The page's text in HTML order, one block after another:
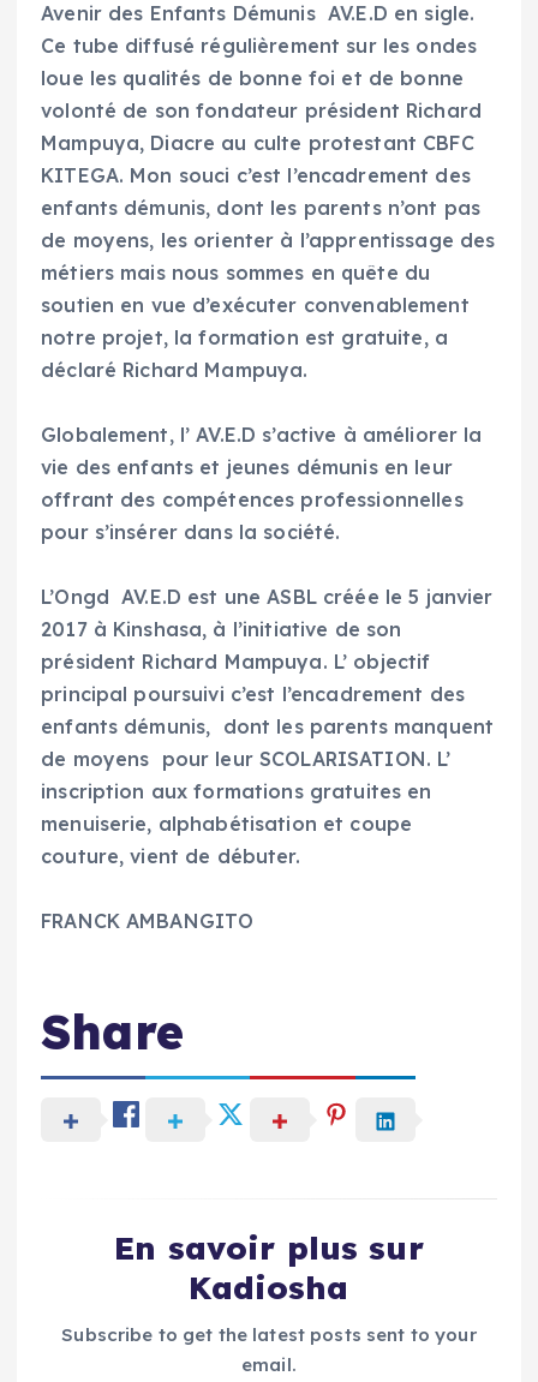
Avenir des Enfants Démunis AV.E.D en sigle.
Ce tube diffusé régulièrement sur les ondes
loue les qualités de bonne foi et de bonne
volonté de son fondateur président Richard
Mampuya, Diacre au culte protestant CBFC
KITEGA. Mon souci c’est l’encadrement des
enfants démunis, dont les parents n’ont pas
de moyens, les orienter à l’apprentissage des
métiers mais nous sommes en quête du
soutien en vue d’exécuter convenablement
notre projet, la formation est gratuite, a
déclaré Richard Mampuya.
‎Globalement, l’ AV.E.D s’active à améliorer la
vie des enfants et jeunes démunis en leur
offrant des compétences professionnelles
pour s’insérer dans la société.
‎L’Ongd AV.E.D est une ASBL créée le 5 janvier
2017 à Kinshasa, à l’initiative de son
président Richard Mampuya. L’ objectif
principal poursuivi c’est l’encadrement des
enfants démunis, dont les parents manquent
de moyens pour leur SCOLARISATION. L’
inscription aux formations gratuites en
menuiserie, alphabétisation et coupe
couture, vient de débuter.
‎FRANCK AMBANGITO
Share
En savoir plus sur
Kadiosha
Subscribe to get the latest posts sent to your
email.